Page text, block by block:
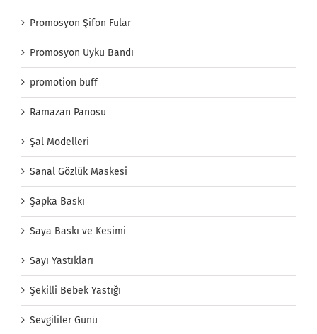
Promosyon Şifon Fular
Promosyon Uyku Bandı
promotion buff
Ramazan Panosu
Şal Modelleri
Sanal Gözlük Maskesi
Şapka Baskı
Saya Baskı ve Kesimi
Sayı Yastıkları
Şekilli Bebek Yastığı
Sevgililer Günü